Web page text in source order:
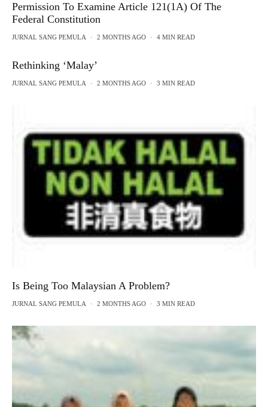
Permission To Examine Article 121(1A) Of The
Federal Constitution
JURNAL SANG PEMULA · 2 MONTHS AGO · 4 MIN READ
Rethinking ‘Malay’
JURNAL SANG PEMULA · 2 MONTHS AGO · 3 MIN READ
Is Being Too Malaysian A Problem?
JURNAL SANG PEMULA · 2 MONTHS AGO · 3 MIN READ